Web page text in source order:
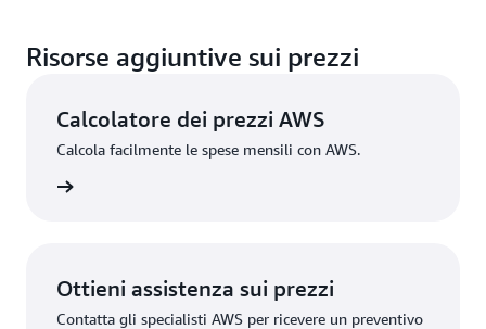
Risorse aggiuntive sui prezzi
Calcolatore dei prezzi AWS
Calcola facilmente le spese mensili con AWS.
Ottieni assistenza sui prezzi
Contatta gli specialisti AWS per ricevere un preventivo